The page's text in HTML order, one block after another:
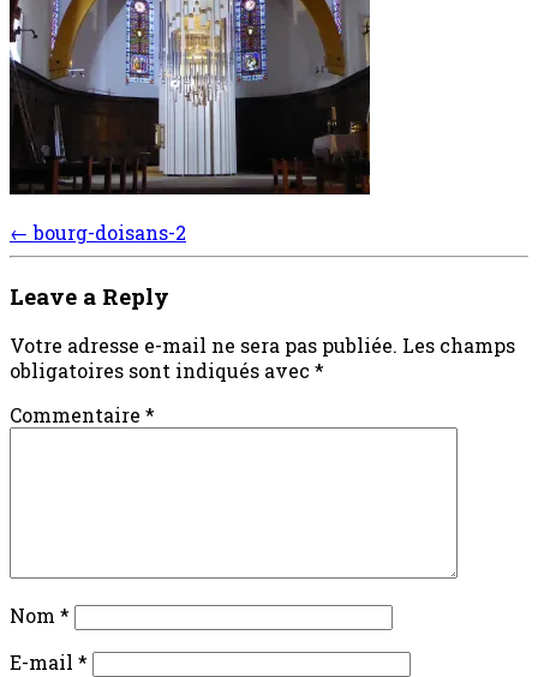
Post
navigation
← bourg-doisans-2
Leave a Reply
Votre adresse e-mail ne sera pas publiée. Les champs
obligatoires sont indiqués avec *
Commentaire *
Nom *
E-mail *